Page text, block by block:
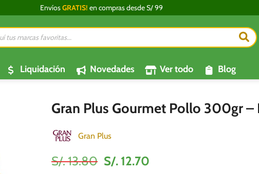
EnvíosGRATIS! en compras desde S/ 99
Liquidación Novedades Ver todo Blog
Gran Plus Gourmet Pollo 300gr –
Gran Plus
S/.13.80 El
S/. 12.70